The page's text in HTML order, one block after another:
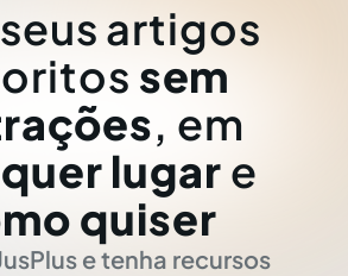
artigos
sem
, em
lugar e
quiser
e tenha recursos